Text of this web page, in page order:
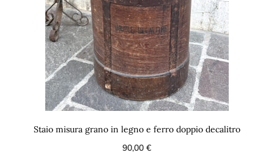
Staio misura grano in legno e ferro doppio decalitro
90,00€